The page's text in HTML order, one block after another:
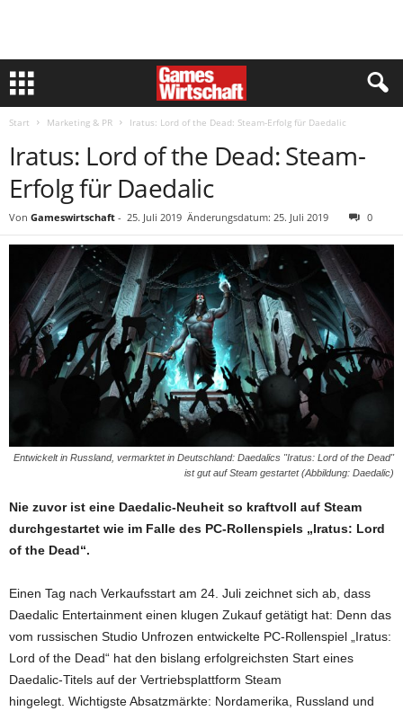
Start Marketing & PR Iratus: Lord of the Dead: Steam-Erfolg für Daedalic
Iratus: Lord of the Dead: Steam-
Erfolg für Daedalic
Von Gameswirtschaft - 25. Juli 2019 Änderungsdatum: 25. Juli 2019 0
Entwickelt in Russland, vermarktet in Deutschland: Daedalics "Iratus: Lord of the Dead"
ist gut auf Steam gestartet (Abbildung: Daedalic)
Nie zuvor ist eine Daedalic-Neuheit so kraftvoll auf Steam
durchgestartet wie im Falle des PC-Rollenspiels „Iratus: Lord
of the Dead“.
Einen Tag nach Verkaufsstart am 24. Juli zeichnet sich ab, dass
Daedalic Entertainment einen klugen Zukauf getätigt hat: Denn das
vom russischen Studio Unfrozen entwickelte PC-Rollenspiel „Iratus:
Lord of the Dead“ hat den bislang erfolgreichsten Start eines
Daedalic-Titels auf der Vertriebsplattform Steam
hingelegt. Wichtigste Absatzmärkte: Nordamerika, Russland und